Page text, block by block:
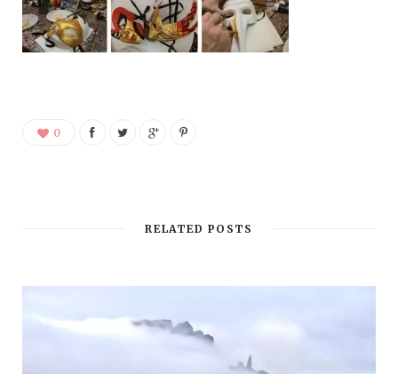
0
RELATED POSTS